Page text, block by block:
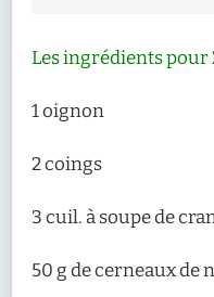
Les ingrédients pour
1 oignon
2 coings
3 cuil. à soupe de
50 g de cerneaux de